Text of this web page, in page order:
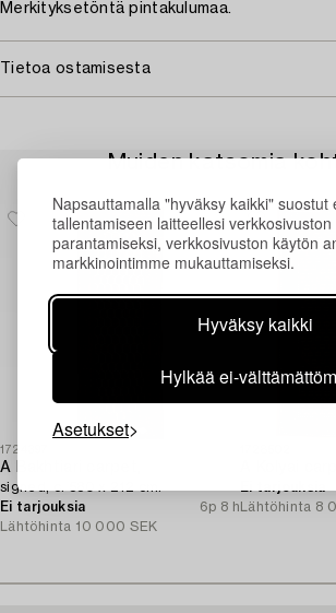
Napsauttamalla "hyväksy kaikki" suostut
tallentamiseen laitteellesi
parantamiseksi, verkkosivuston käytön
markkinointimme mukauttamiseksi.
Hyväksy kaikki
Hylkää ei-
Asetukset
Merkityksetöntä pintakulumaa.
Tietoa ostamisesta
Muiden katsomia
1724397
A Bakhtiari carpet,
signed, c. 580 x 212 cm.
Ei tarjouksia
6p 8 h
Lähtöhinta 10 000 SEK
Lähtöhinta 8